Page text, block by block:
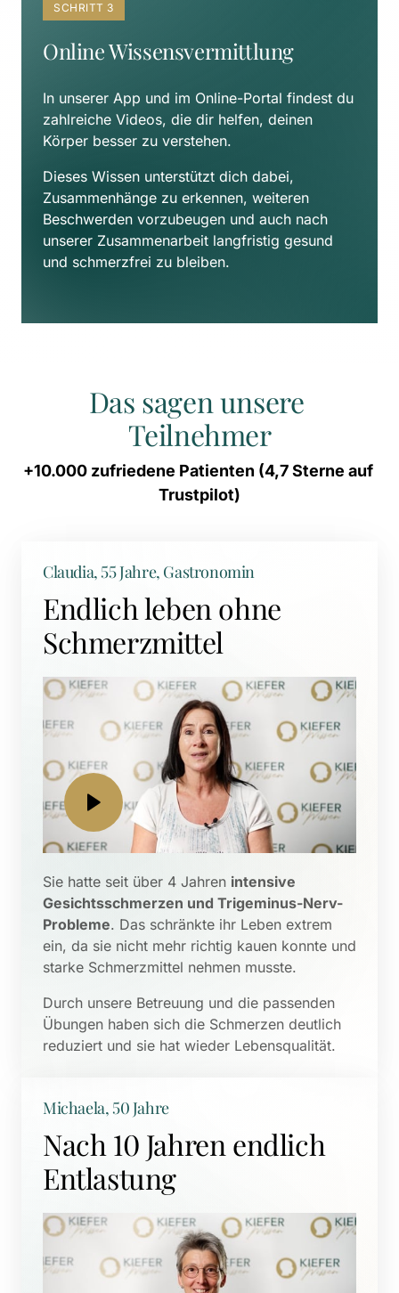
SCHRITT 3
Online Wissensvermittlung
In unserer App und im Online-Portal findest du
zahlreiche Videos, die dir helfen, deinen
Körper besser zu verstehen.
Dieses Wissen unterstützt dich dabei,
Zusammenhänge zu erkennen, weiteren
Beschwerden vorzubeugen und auch nach
unserer Zusammenarbeit langfristig gesund
und schmerzfrei zu bleiben.
Das sagen unsere
Teilnehmer
+10.000 zufriedene Patienten (4,7 Sterne
auf
Trustpilot)
Claudia, 55 Jahre, Gastronomin
Endlich leben ohne
Schmerzmittel
Sie hatte seit über 4 Jahren intensive
Gesichtsschmerzen und Trigeminus-Nerv-
Probleme. Das schränkte ihr Leben extrem
ein, da sie nicht mehr richtig kauen konnte und
starke Schmerzmittel nehmen musste.
Durch unsere Betreuung und die passenden
Übungen haben sich die Schmerzen deutlich
reduziert und sie hat wieder Lebensqualität.
Michaela, 50 Jahre
Nach 10 Jahren endlich
Entlastung